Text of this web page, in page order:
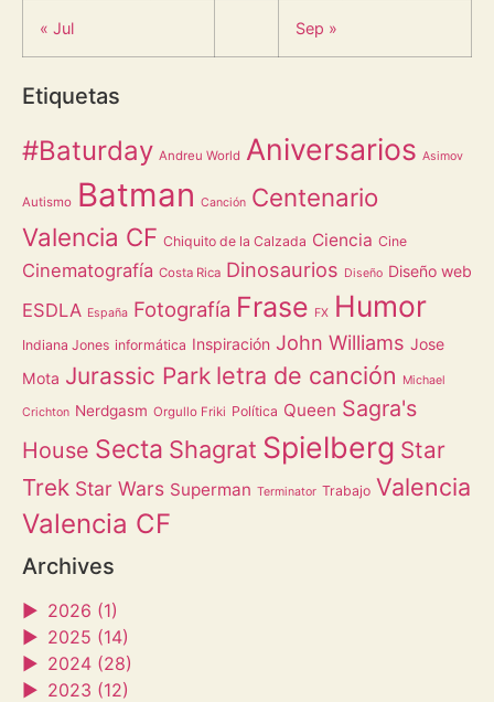
« Jul Sep »
Etiquetas
#Baturday Andreu World Aniversarios Asimov
Autismo Batman Canción Centenario
Valencia CF Chiquito de la Calzada Ciencia Cine
Cinematografía Costa Rica Dinosaurios Diseño Diseño web
ESDLA España Fotografía Frase FX Humor
Indiana Jones informática Inspiración John Williams Jose
Mota Jurassic Park letra de canción Michael
Crichton Nerdgasm Orgullo Friki Política Queen Sagra's
House Secta Shagrat Spielberg Star
Trek Star Wars Superman Terminator Trabajo Valencia
Valencia CF
Archives
► 2026 (1)
► 2025 (14)
► 2024 (28)
► 2023 (12)